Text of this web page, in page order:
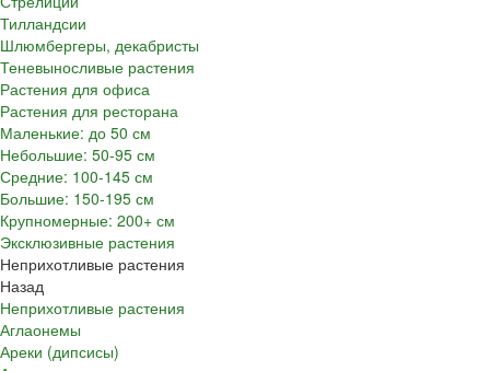
Тилландсии
Шлюмбергеры, декабристы
Теневыносливые растения
Растения для офиса
Растения для ресторана
Маленькие: до 50 см
Небольшие: 50-95 см
Средние: 100-145 см
Большие: 150-195 см
Крупномерные: 200+ см
Эксклюзивные растения
Неприхотливые растения
Назад
Неприхотливые растения
Аглаонемы
Ареки (дипсисы)